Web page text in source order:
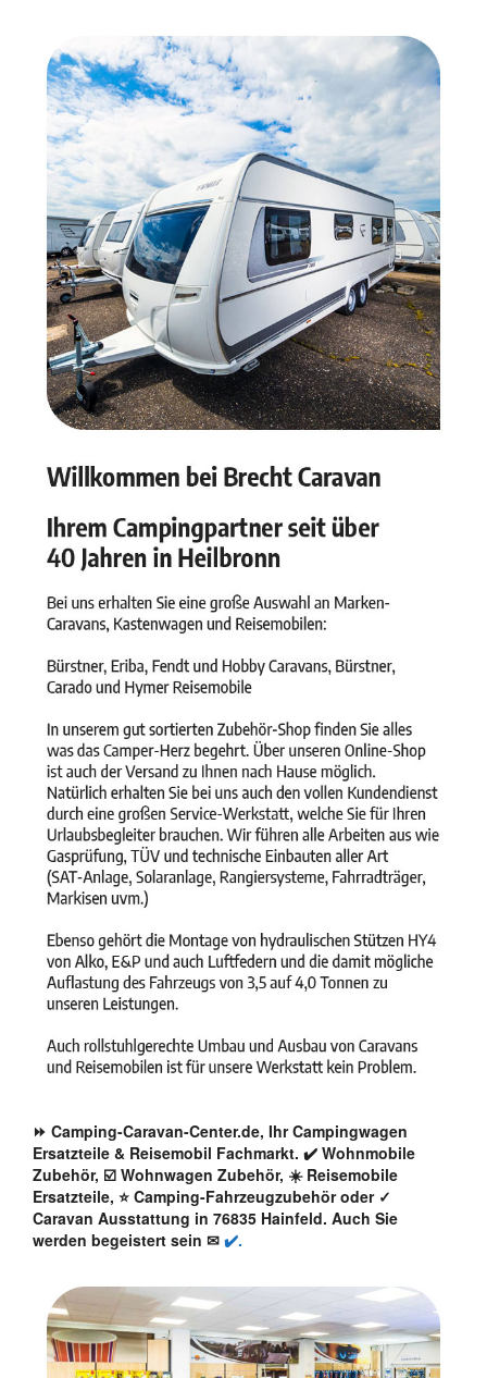
⏩ Camping-Caravan-Center.de, Ihr Campingwagen
Ersatzteile & Reisemobil Fachmarkt. ✔️ Wohnmobile
Zubehör, ☑️ Wohnwagen Zubehör, ☀️ Reisemobile
Ersatzteile, ⭐ Camping-Fahrzeugzubehör oder ✓
Caravan Ausstattung in 76835 Hainfeld. Auch Sie
werden begeistert sein ✉ ✔️.